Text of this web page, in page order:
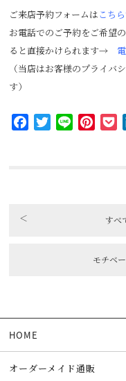
ご来店予約フォームはこち
お電話でのご予約をご希望
ると直接かけられます→
（当店はお客様のプライバ
す）
FacebookTwitterLine
＜ すべ
モチベ
HOME
オーダーメイド通販